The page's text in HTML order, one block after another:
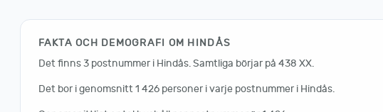
FAKTA OCH DEMOGRAFI OM HINDÅS
Det finns 3 postnummer i Hindås. Samtliga börjar på 438 XX.
Det bor i genomsnitt 1 426 personer i varje postnummer i Hindås.